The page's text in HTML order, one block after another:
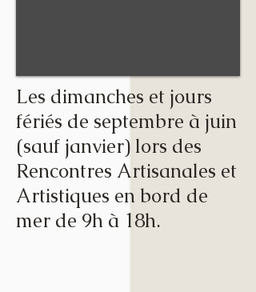
Les dimanches et jours
fériés de septembre à juin
(sauf janvier) lors des
Rencontres Artisanales et
Artistiques en bord de
mer de 9h à 18h.